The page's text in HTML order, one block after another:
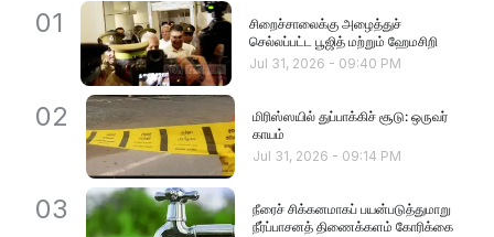
01
சிறைச்சாலைக்கு அழைத்துச்
செல்லப்பட்ட பூஜித் மற்றும் ஹேமசிறி
Jul 31, 2026 - 09:40 PM
02
மிரிஸ்ஸயில் துப்பாக்கிச் சூடு: ஒருவர்
காயம்
Jul 31, 2026 - 09:14 PM
03
நீரைச் சிக்கனமாகப் பயன்படுத்துமாறு
நீர்ப்பாசனத் திணைக்களம் கோரிக்கை